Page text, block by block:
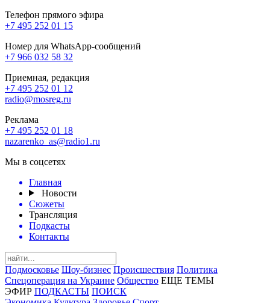
Телефон прямого эфира
+7 495 252 01 15
Номер для WhatsApp-сообщений
+7 966 032 58 32
Приемная, редакция
+7 495 252 01 12
radio@mosreg.ru
Реклама
+7 495 252 01 18
nazarenko_as@radio1.ru
Мы в соцсетях
Главная
Новости
Сюжеты
Трансляция
Подкасты
Контакты
Подмосковье Шоу-бизнес Происшествия Политика
Спецоперация на Украине Общество ЕЩЕ ТЕМЫ
ЭФИР ПОДКАСТЫ ПОИСК